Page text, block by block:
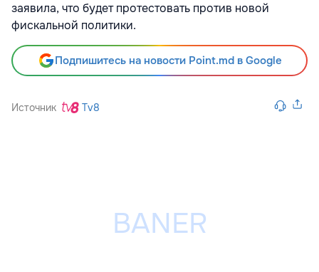
заявила, что будет протестовать против новой
фискальной политики.
Подпишитесь на новости Point.md в Google
Источник Tv8